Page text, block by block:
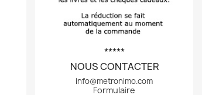
*****
NOUS CONTACTER
info@metronimo.com
Formulaire